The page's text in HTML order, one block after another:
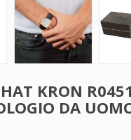
KRON
DA